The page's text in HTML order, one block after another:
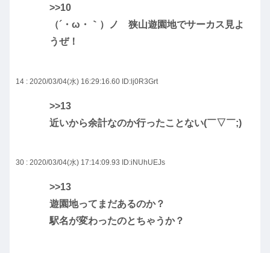
>>10
（´・ω・｀）ノ 狭山遊園地でサーカス見よ
うぜ！
14 : 2020/03/04(水) 16:29:16.60 ID:lj0R3Grt
>>13
近いから余計なのか行ったことない(￣▽￣;)
30 : 2020/03/04(水) 17:14:09.93 ID:iNUhUEJs
>>13
遊園地ってまだあるのか？
駅名が変わったのとちゃうか？